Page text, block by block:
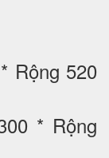
Rộng 520
* Rộng